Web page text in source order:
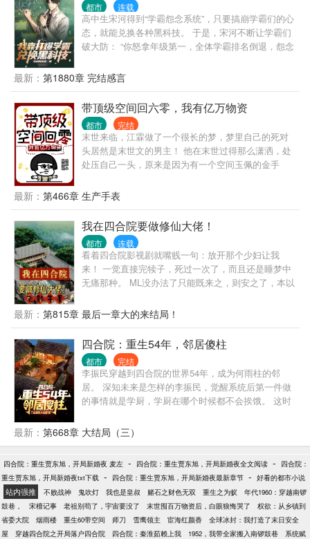
都市 连载
高中生宋河得到“学霸怨念系统”，只要搞崩学霸们的心
态，就能兑换各种黑科技。 于是，宋河不断让学霸们
破大防： “你怒拿年级第一，全体学霸排名倒退，怨念
你的老师，怨念值＋1000！” “全班第二丁阳泽得知他
暗恋的女神是你的舔狗，心态爆炸，怨念值＋800！”
“你宣布对不友好国家进行技术封锁，怨念值＋4亿！”
“你积累的怨念值突破十万点，获得技能过目不忘！”
“你积累的怨念值突破百万点，获得延寿基因技术！”
“你积累的怨念值突破千万点，获得星际飞船样本！”
宋河难绷，你们学霸这么容易破防的？再这么下去，
我可真要无敌了……
最新： 第1880章 完结感言
带顶级空间回六零，我有亿万物资
都市 完结
末世来临，江霖做了一个很长的梦，梦里自己的死对
头居然是末世文的男主！ 他在末世过得那么潇洒，处
处压自己一头，原来是因为有一个空间玉佩的金手
的金手指空间。 绑定空间后，他竟然被商场的货架给
砸死了！？难道配角就注定不能有主角的金手指嘛？
再次睁眼他居然来到了60年代，看着身边哭泣不止的
小女儿，还有怀着身孕的媳妇儿，江霖很是懵逼！ 刚
刚他还是孤家寡人，现在就成了老婆孩子热炕头的已
婚人士？ 还好空间还在，他囤了不少物资，商场也被
他收进了空间里！ “江霖，对不起我没能借到粮
食……”媳妇儿哭的梨花带雨，今天可能又要饿肚子
怜巴巴地看着他。 “没事，媳妇儿！我有粮食！”江霖
顿时担起了养家重担！他走到屋外打开地窖，放了几
百斤粮食和众多物资。 看着媳妇儿跟女儿吃上饭后，
崇拜的眼神！江霖有了努力的方向！ 他一定要多赚
钱！在这个年代实现暴富，走向人生巅峰！买爆四合
院！！！
最新： 第466章 生产手表
我在四合院要做修仙大佬！
都市 连载
看着四合院影视剧就嘴贱一句：放开那个少妇让我
来！ 一觉直接完犊子，死过一次了，而且还是睡梦中
无痛那种。 ML没办法了只能既来之，则安之了，本以
觉自己竟然梦到大仙，而且还被大仙收为徒弟，然后
通过自己一些骚操作，得到了大仙传仙法“霸天决”修
仙，并且得到了一枚逆天的储物神戒，里面海量的修
炼物资以及还被大仙下的禁忌，从此开启遨游万界之
旅......
最新： 第815章 最后一章大的来结局！
四合院：重生54年，邻居傻柱
都市 完结
李振民穿越到四合院的世界54年，成为何雨柱的邻
居。 深知未来是怎样的李振民，觉醒系统后第一件做
的事情就是学厨，学厨在哪个时候都不会挨饿。 这时
后面叫哥。 许大茂也没未来的那么坏，缠着李振民要
做徒弟。 二大爷的大儿子刘光齐也还在大院，上高
厂，食堂主任，后勤主任，副厂长.... 易中海在贾东旭
死后转移养老索取对象？ 秦淮茹想吸血？ 李振
民：“滚，再来送你们吃花生米！” 何雨柱：“滚，你甚
至都不叫我一声何主任。” 许大茂：“滚，别打扰我学
习，我现在要考大学！”
最新： 第668章 大结局（三）
四合院：重生贾东旭，开局新婚夜 麦左 - 四合院：重生贾东旭，开局新婚夜全文阅读 -
四合院：
重生贾东旭，开局新婚夜txt下载 - 四合院：重生贾东旭，开局新婚夜最新章节 - 好看的都市小说
站内强推 不败战神 鬼吹灯 我也是皇叔 赌石之财色无双 重生之为蚁
年代1960：穿越南锣
鼓巷，
宋檀记事 老祖别苟了，宇宙要没了 末世囤百万物资后，白眼狼悔哭了
权欲：从乡镇到
省委大院
烟雨楼 重生60带空间 师刀 雪鹰领主 宦海红颜香
全球冰封：我打造了末日安全
屋
穿越四合院之开局落户四合院 四合院：秦淮茹赖上我 1952，我带全家搬入南锣鼓巷
系统赋